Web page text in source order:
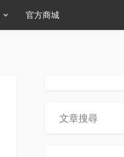
官方商城